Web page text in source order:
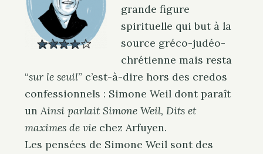
grande figure
spirituelle qui but à la
source gréco-judéo-
chrétienne mais resta
“sur le seuil” c’est-à-dire hors des credos
confessionnels : Simone Weil dont paraît
unAinsi parlait Simone Weil, Dits et
maximes de vie chez Arfuyen.
Les pensées de Simone Weil sont des